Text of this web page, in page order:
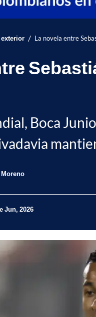
/ La novela entre
Boca
Jun, 2026